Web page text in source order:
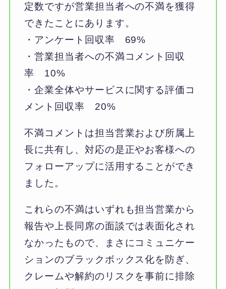
定数ですが営業担当者への不満を獲得
できたことにあります。
・アンケート回収率 69%
・営業担当者への不満コメント回収
率 10%
・企業全体やサービスに関する評価コ
メント回収率 20%
不満コメントは担当営業および所属上
長に共有し、対応の是正やお客様への
フォローアップに活用することができ
ました。
これらの不満はいずれも担当営業から
報告や上長同席の面談では表面化され
なかったもので、まさにコミュニケー
ションのブラックボックス化を防ぎ、
クレームや解約のリスクを事前に排除